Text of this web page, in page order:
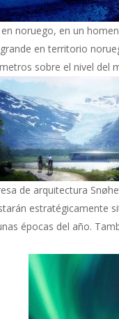
noruego, en un
en territorio
sobre el nivel del
de arquitectura
estratégicamente
épocas del año.